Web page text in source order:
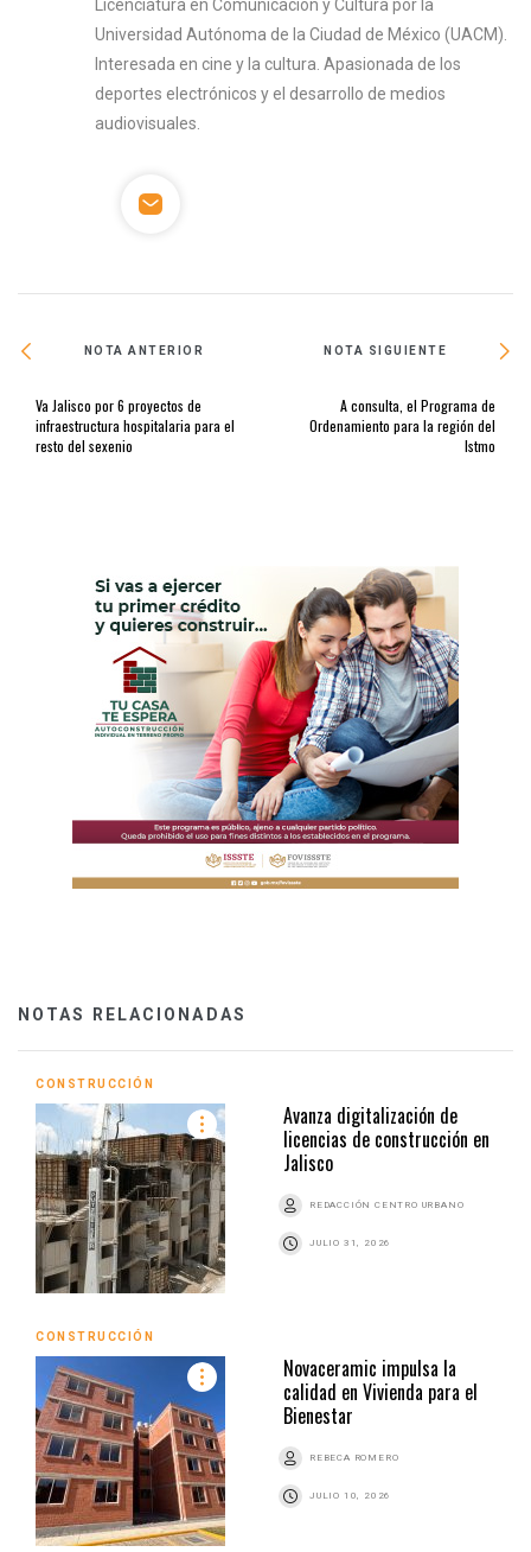
Licenciatura en Comunicación y Cultura por la
Universidad Autónoma de la Ciudad de México (UACM).
Interesada en cine y la cultura. Apasionada de los
deportes electrónicos y el desarrollo de medios
audiovisuales.
NOTA ANTERIOR
Va Jalisco por 6 proyectos de
infraestructura hospitalaria para el
resto del sexenio
NOTA SIGUIENTE
A consulta, el Programa de
Ordenamiento para la región del
Istmo
NOTAS RELACIONADAS
CONSTRUCCIÓN
Avanza digitalización de
licencias de construcción en
Jalisco
REDACCIÓN CENTRO URBANO
JULIO 31, 2026
CONSTRUCCIÓN
Novaceramic impulsa la
calidad en Vivienda para el
Bienestar
REBECA ROMERO
JULIO 10, 2026